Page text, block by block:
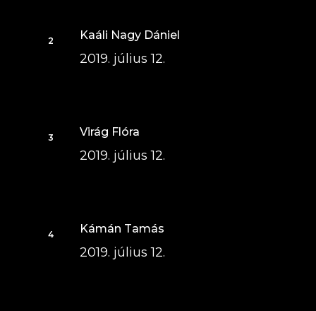
Kaáli Nagy Dániel
2019. július 12.
Virág Flóra
2019. július 12.
Kámán Tamás
2019. július 12.